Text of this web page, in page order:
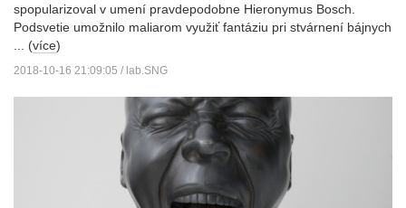
spopularizoval v umení pravdepodobne Hieronymus Bosch.
Podsvetie umožnilo maliarom využiť fantáziu pri stvárnení bájnych
... (více)
2018-10-16 21:09:05 / lab.SNG